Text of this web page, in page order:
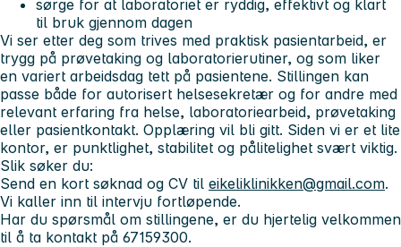
sørge for at laboratoriet er ryddig, effektivt og klart
til bruk gjennom dagen
Vi ser etter deg som trives med praktisk pasientarbeid, er
trygg på prøvetaking og laboratorierutiner, og som liker
en variert arbeidsdag tett på pasientene. Stillingen kan
passe både for autorisert helsesekretær og for andre med
relevant erfaring fra helse, laboratoriearbeid, prøvetaking
eller pasientkontakt. Opplæring vil bli gitt. Siden vi er et lite
kontor, er punktlighet, stabilitet og pålitelighet svært viktig.
Slik søker du:
Send en kort søknad og CV til eikeliklinikken@gmail.com.
Vi kaller inn til intervju fortløpende.
Har du spørsmål om stillingene, er du hjertelig velkommen
til å ta kontakt på 67159300.